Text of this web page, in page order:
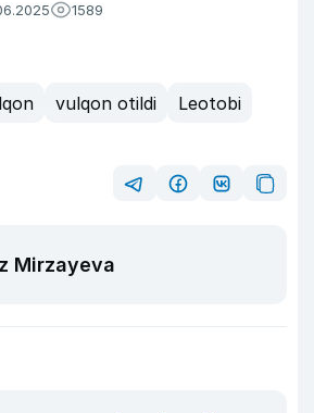
1589
vulqon otildi
Leotobi
Mirzayeva